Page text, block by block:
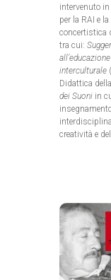
intervenuto
per la RAI e
concertistica
tra cui:
interculturale
Didattica
dei Suoni in
creatività e